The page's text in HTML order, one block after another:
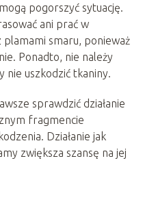
pogorszyć sytuację.
ani prać w
smaru, ponieważ
Ponadto, nie należy
nie uszkodzić tkaniny.
sprawdzić działanie
fragmencie
Działanie jak
zwiększa szansę na jej